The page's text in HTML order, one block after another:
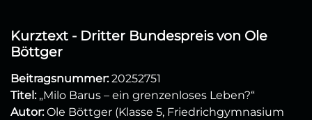
Kurztext - Dritter Bundespreis von Ole
Böttger
Beitragsnummer:20252751
Titel:„Milo Barus – ein grenzenloses Leben?“
Autor:Ole Böttger (Klasse 5, Friedrichgymnasium